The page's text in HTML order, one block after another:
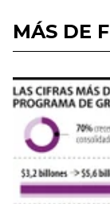
MÁS DE